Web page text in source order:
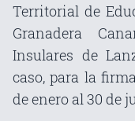
Territorial de
Granadera
Insulares de
caso, para la
de enero al 30 de